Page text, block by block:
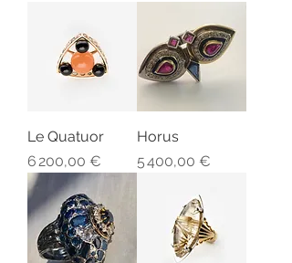
Le Quatuor
Prix
6 200,00 €
Horus
Prix
5 400,00 €